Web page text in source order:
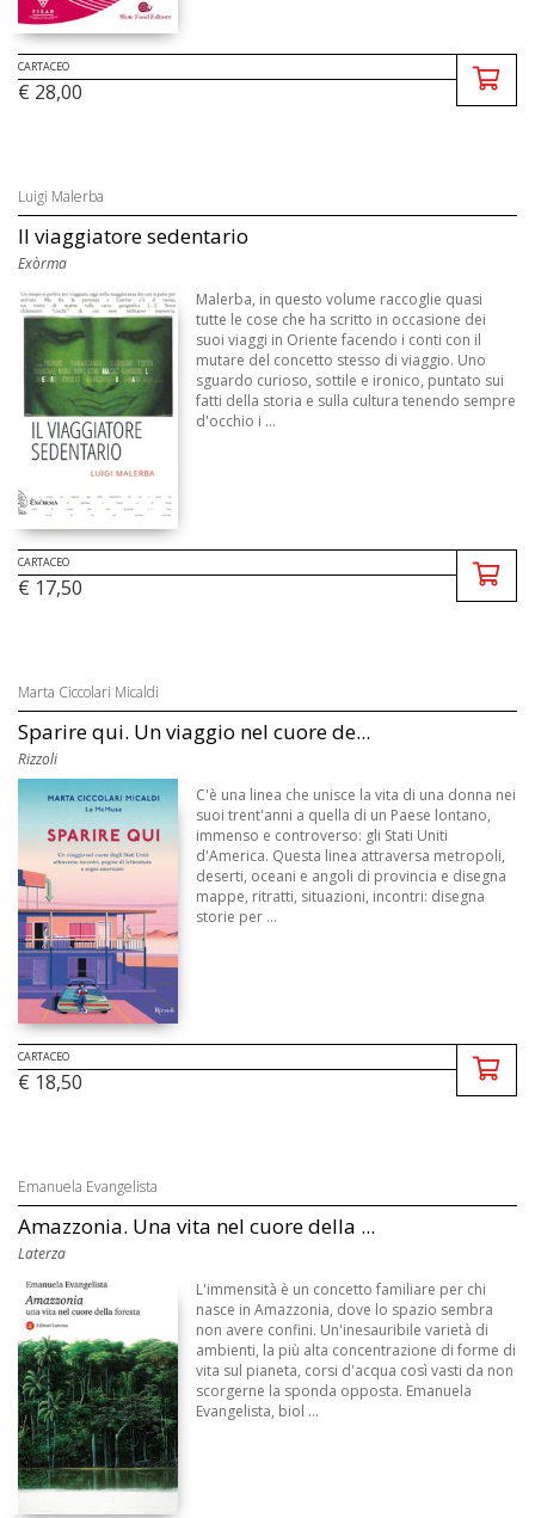
CARTACEO
€ 28,00
Luigi Malerba
Il viaggiatore sedentario
Exòrma
Malerba, in questo volume raccoglie quasi
tutte le cose che ha scritto in occasione dei
suoi viaggi in Oriente facendo i conti con il
mutare del concetto stesso di viaggio. Uno
sguardo curioso, sottile e ironico, puntato sui
fatti della storia e sulla cultura tenendo sempre
d'occhio i ...
CARTACEO
€ 17,50
Marta Ciccolari Micaldi
Sparire qui. Un viaggio nel cuore de...
Rizzoli
C'è una linea che unisce la vita di una donna nei
suoi trent'anni a quella di un Paese lontano,
immenso e controverso: gli Stati Uniti
d'America. Questa linea attraversa metropoli,
deserti, oceani e angoli di provincia e disegna
mappe, ritratti, situazioni, incontri: disegna
storie per ...
CARTACEO
€ 18,50
Emanuela Evangelista
Amazzonia. Una vita nel cuore della ...
Laterza
L'immensità è un concetto familiare per chi
nasce in Amazzonia, dove lo spazio sembra
non avere confini. Un'inesauribile varietà di
ambienti, la più alta concentrazione di forme di
vita sul pianeta, corsi d'acqua così vasti da non
scorgerne la sponda opposta. Emanuela
Evangelista, biol ...